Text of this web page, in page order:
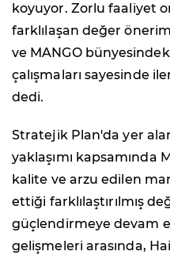
koyuyor. Zorlu faaliyet
farklılaşan değer
ve MANGO
çalışmaları sayesinde
dedi.
Stratejik Plan'da yer
yaklaşımı kapsamında
kalite ve arzu edilen
ettiği farklılaştırılmış
güçlendirmeye devam
gelişmeleri arasında,